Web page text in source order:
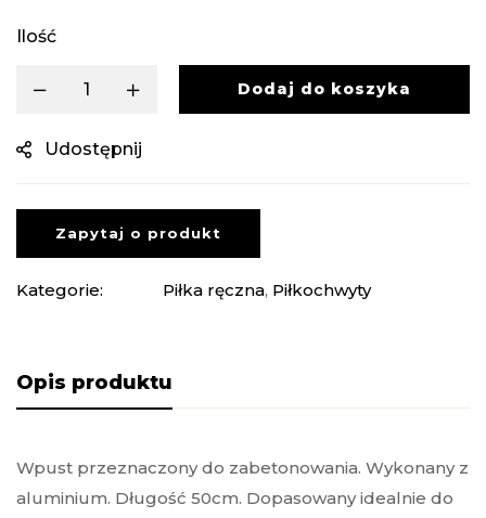
Ilość
Dodaj do koszyka
Udostępnij
Zapytaj o produkt
Kategorie: Piłka ręczna, Piłkochwyty
Opis produktu
Wpust przeznaczony do zabetonowania. Wykonany z
aluminium. Długość 50cm. Dopasowany idealnie do